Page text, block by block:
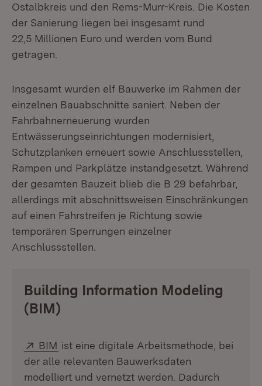
Ostalbkreis und den Rems-Murr-Kreis. Die Kosten
der Sanierung liegen bei insgesamt rund
22,5 Millionen Euro und werden vom Bund
getragen.
Insgesamt wurden elf Bauwerke im Rahmen der
einzelnen Bauabschnitte saniert. Neben der
Fahrbahnerneuerung wurden
Entwässerungseinrichtungen modernisiert,
Schutzplanken erneuert sowie Anschlussstellen,
Rampen und Parkplätze instandgesetzt. Während
der gesamten Bauzeit blieb die B 29 befahrbar,
allerdings mit abschnittsweisen Einschränkungen
auf einen Fahrstreifen je Richtung sowie
temporären Sperrungen einzelner
Anschlussstellen.
Building Information Modeling
(BIM)
Extern:
BIM (Öffnet in neuem Fenster)
ist eine digitale Arbeitsmethode, bei
der alle relevanten Bauwerksdaten
modelliert und vernetzt werden. Dadurch